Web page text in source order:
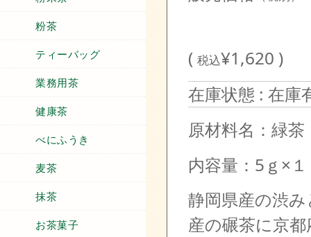
粉茶
ティーバッグ
業務用茶
健康茶
べにふうき
麦茶
抹茶
お茶菓子
( 税込¥1,620 )
在庫状態 : 在庫
原材料名：緑
内容量：5
静岡県産の渋
産の碾茶に京